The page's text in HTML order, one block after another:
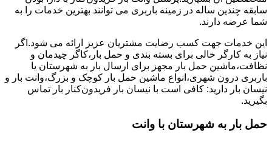
سابقه چندین ساله در زمینه باربری می توانند بهترین خدمات را به
شما عرضه دارند.
این خدمات جهت کسب رضایت مشتریان عزیز ارائه می شود.اگر
نیاز به کارگر خالی برای بسته بندی و حمل بار،کاگر چیدمان و
نظافت،ماشین حمل بار مجهز برای ارسال بار به شهرستان یا
باربری درون شهری،انواع ماشین حمل بار کوچک و بزرگ،وانت بار و
نیسان بار دارید: کافی است با نیسان بار فریدون‌کنار بار تماس
بگیرید.
حمل بار به شهرستان با وانت